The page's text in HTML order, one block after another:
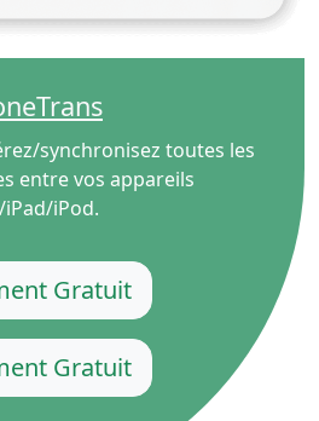
synchronisez toutes les
entre vos appareils
iPod.
Gratuit
Gratuit